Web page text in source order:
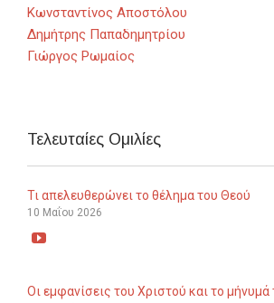
Κωνσταντίνος Αποστόλου
Δημήτρης Παπαδημητρίου
Γιώργος Ρωμαίος
Τελευταίες Ομιλίες
Τι απελευθερώνει το θέλημα του Θεού
10 Μαΐου 2026

Οι εμφανίσεις του Χριστού και το μήνυμά